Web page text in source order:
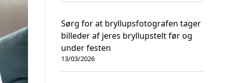
Sørg for at bryllupsfotografen tager
billeder af jeres bryllupstelt før og
under festen
13/03/2026